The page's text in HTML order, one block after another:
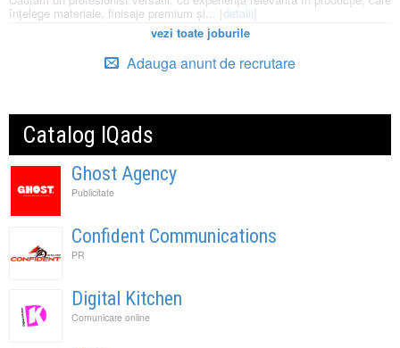
înțelege materiale, finisaje premium și... [detalii]
vezi toate joburile
Adauga anunt de recrutare
Catalog IQads
Ghost Agency
Publicitate
Confident Communications
PR
Digital Kitchen
Comunicare online